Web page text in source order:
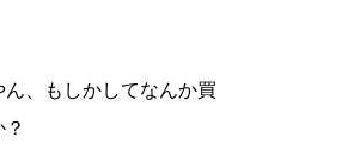
ん、もしかしてなんか買